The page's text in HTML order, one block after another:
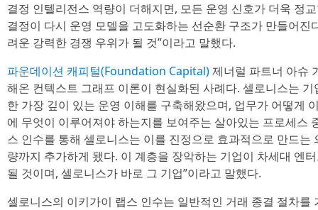
결정 인텔리전스 역량이 더해지면, 모든 운영 신호가 더욱 정
결정이 다시 운영 모델을 고도화하는 선순환 구조가 만들어진
려운 강력한 경쟁 우위가 될 것”이라고 말했다.
파운데이션 캐피털(Foundation Capital)제너럴 파트너 아슈
해온 컨텍스트 그래프 이론이 현실화된 사례다. 셀로니스는
한 가장 깊이 있는 운영 이해를 구축해왔으며, 업무가 어떻게
에 무엇이 이루어져야 하는지를 보여주는 살아있는 프로세스
스 인수를 통해 셀로니스는 이를 진정으로 효과적으로 만드
량까지 추가하게 됐다. 이 계층을 장악하는 기업이 차세대 엔
될 것이며, 셀로니스가 바로 그 기업”이라고 말했다.
셀로니스의 이키가이 랩스 인수는 일반적인 거래 종결 절차를